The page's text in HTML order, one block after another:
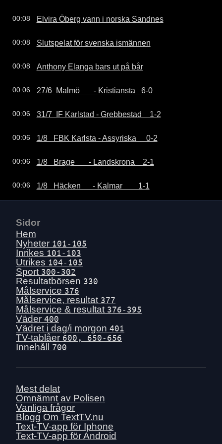
00:08 Elvira Öberg vann i norska Sandnes
00:08 Slutspelat för svenska ismännen
00:08 Anthony Elanga bars ut på bår
00:06 27/6  Malmö       - Kristiansta   6-0
00:06 31/7  IF Karlstad - Grebbestad    1-2
00:06 1/8   FBK Karlsta - Assyriska     0-2
00:06 1/8   Brage       - Landskrona    2-1
00:06 1/8   Häcken      - Kalmar        1-1
Sidor
Hem
Nyheter 101-105
Inrikes 101-103
Utrikes 104-105
Sport 300-302
Resultatbörsen 330
Målservice 376
Målservice, resultat 377
Målservice & resultat 376-395
Väder 400
Vädret i dag/i morgon 401
TV-tablåer 600, 650-656
Innehåll 700
Mest delat
Omnämnt av Polisen
Vanliga frågor
Blogg Om TextTV.nu
Text-TV-app för Iphone
Text-TV-app för Android